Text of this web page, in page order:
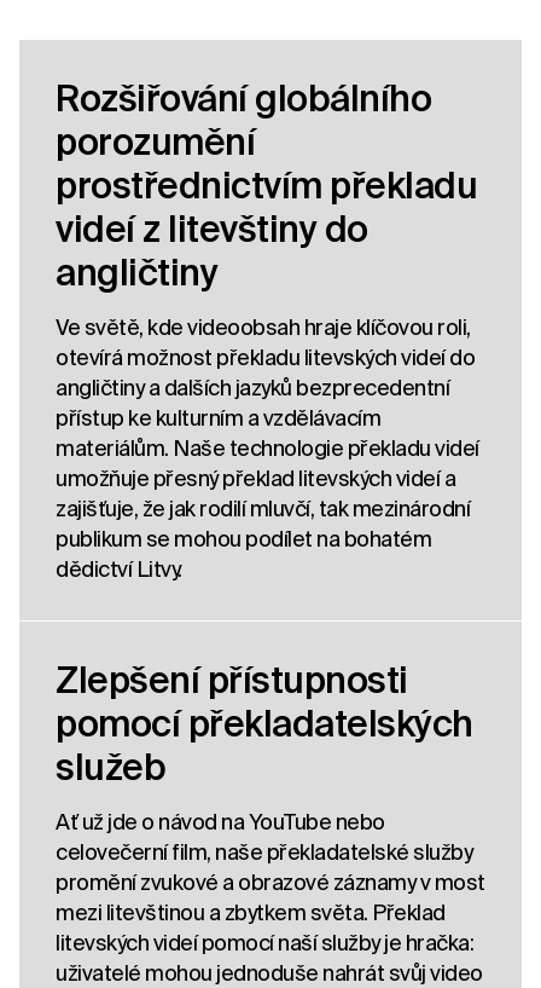
Rozšiřování globálního
porozumění
prostřednictvím překladu
videí z litevštiny do
angličtiny
Ve světě, kde videoobsah hraje klíčovou roli,
otevírá možnost překladu litevských videí do
angličtiny a dalších jazyků bezprecedentní
přístup ke kulturním a vzdělávacím
materiálům. Naše technologie překladu videí
umožňuje přesný překlad litevských videí a
zajišťuje, že jak rodilí mluvčí, tak mezinárodní
publikum se mohou podílet na bohatém
dědictví Litvy.
Zlepšení přístupnosti
pomocí překladatelských
služeb
Ať už jde o návod na YouTube nebo
celovečerní film, naše překladatelské služby
promění zvukové a obrazové záznamy v most
mezi litevštinou a zbytkem světa. Překlad
litevských videí pomocí naší služby je hračka:
uživatelé mohou jednoduše nahrát svůj video